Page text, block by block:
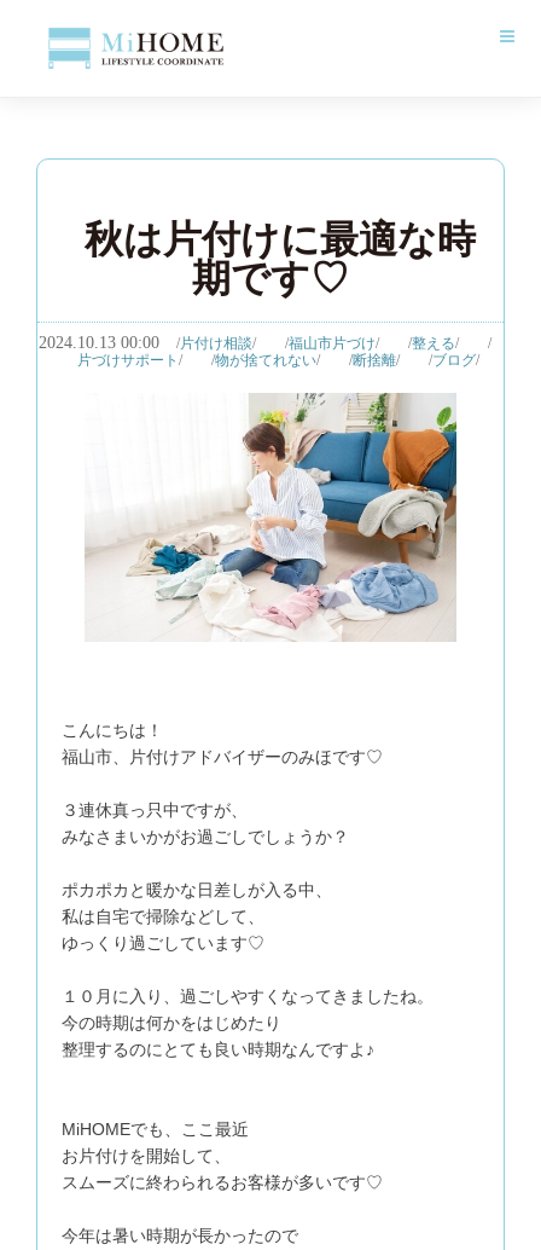
秋は片付けに最適な時
期です♡
2024.10.13 00:00 片付け相談 福山市片づけ
整える
片づけサポート
物が捨てれない 断捨離 ブログ
こんにちは！
福山市、片付けアドバイザーのみほです♡
３連休真っ只中ですが、
みなさまいかがお過ごしでしょうか？
ポカポカと暖かな日差しが入る中、
私は自宅で掃除などして、
ゆっくり過ごしています♡
１０月に入り、過ごしやすくなってきましたね。
今の時期は何かをはじめたり
整理するのにとても良い時期なんですよ♪
MiHOMEでも、ここ最近
お片付けを開始して、
スムーズに終わられるお客様が多いです♡
今年は暑い時期が長かったので